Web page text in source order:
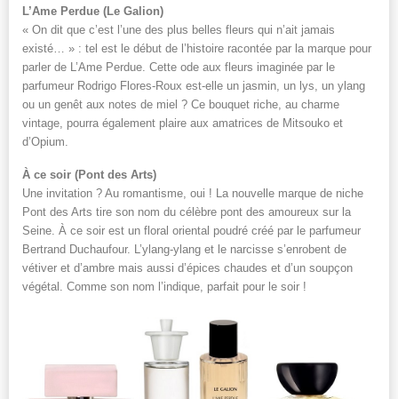
L’Ame Perdue (Le Galion)
« On dit que c’est l’une des plus belles fleurs qui n’ait jamais
existé… » : tel est le début de l’histoire racontée par la marque pour
parler de L’Ame Perdue. Cette ode aux fleurs imaginée par le
parfumeur Rodrigo Flores-Roux est-elle un jasmin, un lys, un ylang
ou un genêt aux notes de miel ? Ce bouquet riche, au charme
vintage, pourra également plaire aux amatrices de Mitsouko et
d’Opium.
À ce soir (Pont des Arts)
Une invitation ? Au romantisme, oui ! La nouvelle marque de niche
Pont des Arts tire son nom du célèbre pont des amoureux sur la
Seine. À ce soir est un floral oriental poudré créé par le parfumeur
Bertrand Duchaufour. L’ylang-ylang et le narcisse s’enrobent de
vétiver et d’ambre mais aussi d’épices chaudes et d’un soupçon
végétal. Comme son nom l’indique, parfait pour le soir !